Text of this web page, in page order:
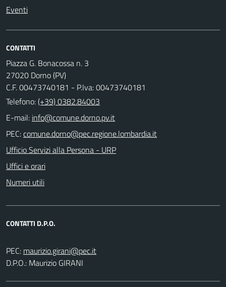
Eventi
CONTATTI
Piazza G. Bonacossa n. 3
27020 Dorno (PV)
C.F. 00473740181 - P.Iva: 00473740181
Telefono:(+39) 0382.84003
E-mail:
PEC:
Ufficio Servizi alla Persona - URP
Uffici e orari
Numeri utili
CONTATTI D.P.O.
PEC:
D.P.O.: Maurizio GIRANI